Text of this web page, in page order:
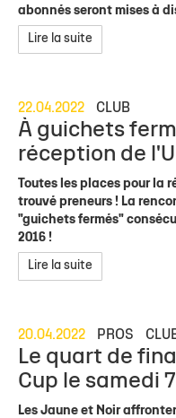
abonnés seront mises à
Lire la suite
22.04.2022 CLUB
À guichets
réception de
Toutes les places pour la
trouvé preneurs ! La
"guichets fermés"
2016 !
Lire la suite
20.04.2022 PROS
Le quart de
Cup le samedi
Les Jaune et Noir